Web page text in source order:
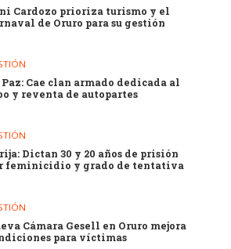
Cardozo prioriza turismo y el
de Oruro para su gestión
Paz: Cae clan armado dedicada al
y reventa de autopartes
Dictan 30 y 20 años de prisión
feminicidio y grado de tentativa
Cámara Gesell en Oruro mejora
para víctimas